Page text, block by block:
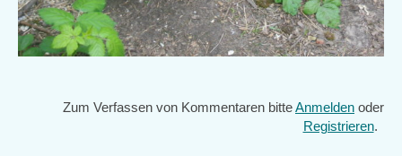
Zum Verfassen von Kommentaren bitteAnmelden oder
Registrieren.